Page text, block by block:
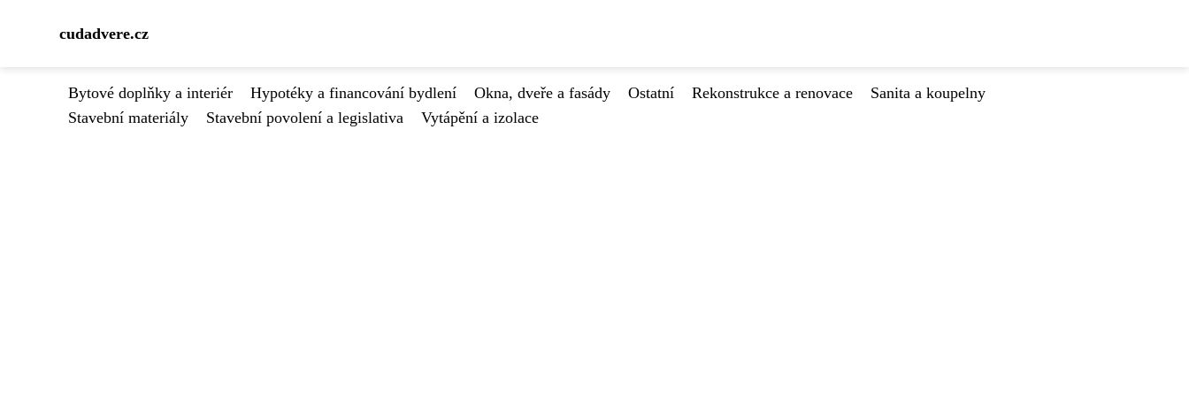
cudadvere.cz
Bytové doplňky a interiér Hypotéky a financování bydlení Okna, dveře a fasády Ostatní Rekonstrukce a renovace
Sanita a koupelny
Stavební materiály
Stavební povolení a legislativa Vytápění a izolace